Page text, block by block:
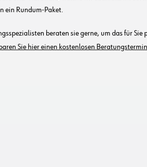
ein Rundum-Paket.
beraten sie gerne, um das für Sie
Sie hier einen kostenlosen Beratungstermin